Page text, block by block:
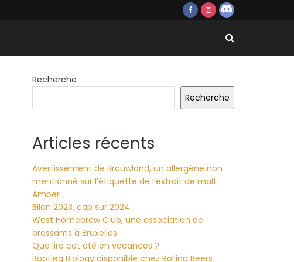
Recherche
Recherche
Articles récents
Avertissement de Brouwland, un allergène non
mentionné sur l’étiquette de l’extrait de malt
Amber
Bilan 2023, cap sur 2024
West Homebrew Club, une association de
brassams à Bruxelles
Que lire cet été en vacances ?
Bootleg Biology disponible chez Rolling Beers